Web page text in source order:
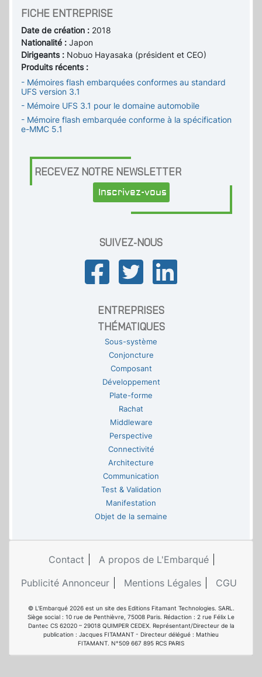
FICHE ENTREPRISE
Date de création : 2018
Nationalité : Japon
Dirigeants : Nobuo Hayasaka (président et CEO)
Produits récents :
- Mémoires flash embarquées conformes au standard
UFS version 3.1
- Mémoire UFS 3.1 pour le domaine automobile
- Mémoire flash embarquée conforme à la spécification
e-MMC 5.1
RECEVEZ NOTRE NEWSLETTER
Inscrivez-vous
SUIVEZ-NOUS
ENTREPRISES
THÉMATIQUES
Sous-système
Conjoncture
Composant
Développement
Plate-forme
Rachat
Middleware
Perspective
Connectivité
Architecture
Communication
Test & Validation
Manifestation
Objet de la semaine
Contact
A propos de L'Embarqué
Publicité Annonceur
Mentions Légales CGU
© L'Embarqué 2026 est un site des Editions Fitamant Technologies. SARL.
Siège social : 10 rue de Penthièvre, 75008 Paris. Rédaction : 2 rue Félix Le
Dantec CS 62020 – 29018 QUIMPER CEDEX. Représentant/Directeur de la
publication : Jacques FITAMANT - Directeur délégué : Mathieu
FITAMANT. N°509 667 895 RCS PARIS